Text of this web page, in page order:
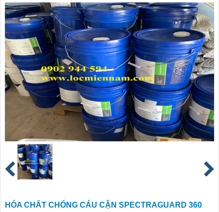
HÓA CHẤT CHỐNG CÁU CẶN SPECTRAGUARD 360